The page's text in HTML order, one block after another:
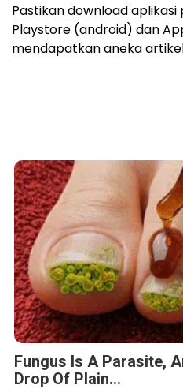
Pastikan download
Playstore (android) dan
mendapatkan aneka
Fungus Is A Parasite,
Drop Of Plain...